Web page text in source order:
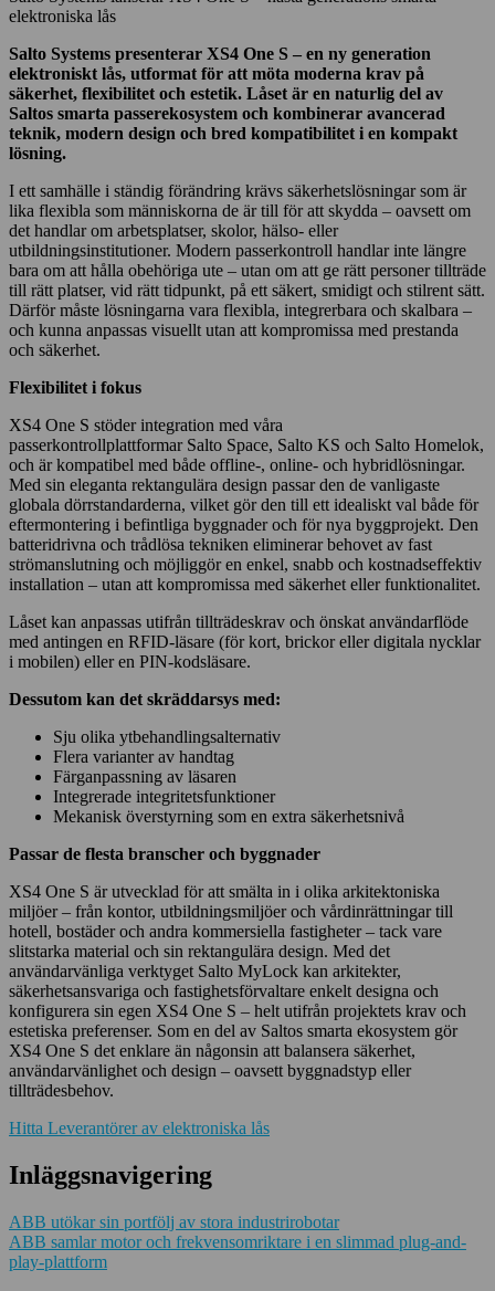
elektroniska lås
Salto Systems presenterar XS4 One S – en ny generation
elektroniskt lås, utformat för att möta moderna krav på
säkerhet, flexibilitet och estetik. Låset är en naturlig del av
Saltos smarta passerekosystem och kombinerar avancerad
teknik, modern design och bred kompatibilitet i en kompakt
lösning.
I ett samhälle i ständig förändring krävs säkerhetslösningar som är
lika flexibla som människorna de är till för att skydda – oavsett om
det handlar om arbetsplatser, skolor, hälso- eller
utbildningsinstitutioner. Modern passerkontroll handlar inte längre
bara om att hålla obehöriga ute – utan om att ge rätt personer tillträde
till rätt platser, vid rätt tidpunkt, på ett säkert, smidigt och stilrent sätt.
Därför måste lösningarna vara flexibla, integrerbara och skalbara –
och kunna anpassas visuellt utan att kompromissa med prestanda
och säkerhet.
Flexibilitet i fokus
XS4 One S stöder integration med våra
passerkontrollplattformar Salto Space, Salto KS och Salto Homelok,
och är kompatibel med både offline-, online- och hybridlösningar.
Med sin eleganta rektangulära design passar den de vanligaste
globala dörrstandarderna, vilket gör den till ett idealiskt val både för
eftermontering i befintliga byggnader och för nya byggprojekt. Den
batteridrivna och trådlösa tekniken eliminerar behovet av fast
strömanslutning och möjliggör en enkel, snabb och kostnadseffektiv
installation – utan att kompromissa med säkerhet eller funktionalitet.
Låset kan anpassas utifrån tillträdeskrav och önskat användarflöde
med antingen en RFID-läsare (för kort, brickor eller digitala nycklar
i mobilen) eller en PIN-kodsläsare.
Dessutom kan det skräddarsys med:
Sju olika ytbehandlingsalternativ
Flera varianter av handtag
Färganpassning av läsaren
Integrerade integritetsfunktioner
Mekanisk överstyrning som en extra säkerhetsnivå
Passar de flesta branscher och byggnader
XS4 One S är utvecklad för att smälta in i olika arkitektoniska
miljöer – från kontor, utbildningsmiljöer och vårdinrättningar till
hotell, bostäder och andra kommersiella fastigheter – tack vare
slitstarka material och sin rektangulära design. Med det
användarvänliga verktyget Salto MyLock kan arkitekter,
säkerhetsansvariga och fastighetsförvaltare enkelt designa och
konfigurera sin egen XS4 One S – helt utifrån projektets krav och
estetiska preferenser. Som en del av Saltos smarta ekosystem gör
XS4 One S det enklare än någonsin att balansera säkerhet,
användarvänlighet och design – oavsett byggnadstyp eller
tillträdesbehov.
Hitta Leverantörer av elektroniska lås
Inläggsnavigering
ABB utökar sin portfölj av stora industrirobotar
ABB samlar motor och frekvensomriktare i en slimmad plug-and-
play-plattform